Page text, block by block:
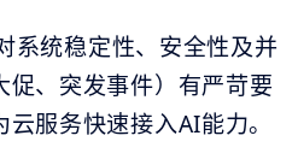
系统稳定性、安全性及并
、突发事件）有严苛要
服务快速接入AI能力。